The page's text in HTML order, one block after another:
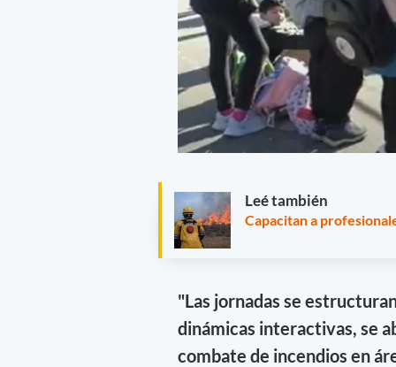
Leé también
Capacitan a
"Las jornadas se
dinámicas interactivas, se
combate de incendios en